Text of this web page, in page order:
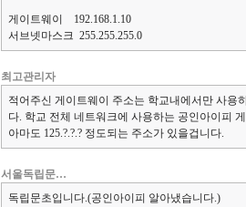
게이트웨이 192.168.1.10
서브넷마스크 255.255.255.0
최고관리자
적어주신 게이트웨이 주소는 학교내에서만 사용
다. 학교 전체 네트워크에 사용하는 공인아이피
아마도 125.?.?.? 정도되는 주소가 있을겁니다.
서울독립문…
독립문초입니다.(공인아이피 알아냈습니다.)